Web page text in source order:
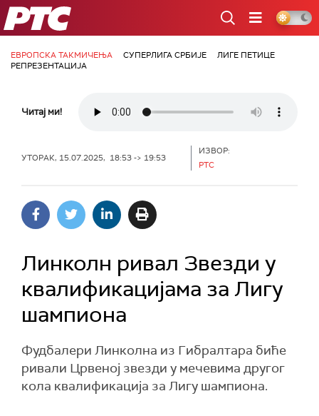
РТС
ЕВРОПСКА ТАКМИЧЕЊА СУПЕРЛИГА СРБИЈЕ
ЛИГЕ ПЕТИЦЕ
РЕПРЕЗЕНТАЦИЈА
Читај ми!
УТОРАК, 15.07.2025, 18:53 -> 19:53
ИЗВОР:
РТС
Линколн ривал Звезди у
квалификацијама за Лигу
шампиона
Фудбалери Линколна из Гибралтара биће
ривали Црвеној звезди у мечевима другог
кола квалификација за Лигу шампиона.